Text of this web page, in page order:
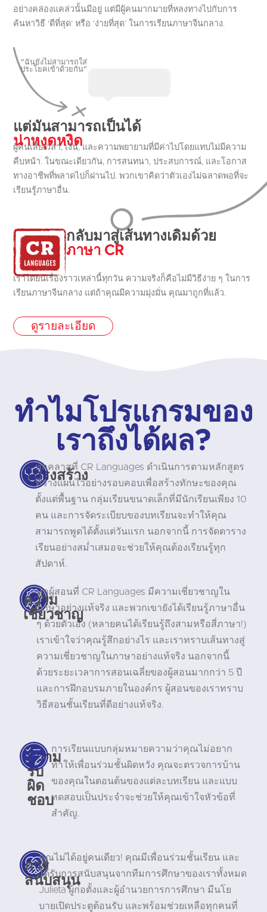
อย่างคล่องแคล่วนั้นมีอยู่ แต่มีผู้คนมากมายที่หลงทางไปกับการ
ค้นหาวิธี ‘ดีที่สุด’ หรือ ‘ง่ายที่สุด’ ในการเรียนภาษาจีนกลาง.
"ฉันยังไม่สามารถใส่
ประโยคเข้าด้วยกัน"
แต่มันสามารถเป็นได้
น่าหงุดหงิด
ผู้คนเสียเวลา, เงิน, และความพยายามที่มีค่าไปโดยแทบไม่มีความ
คืบหน้า. ในขณะเดียวกัน, การสนทนา, ประสบการณ์, และโอกาส
ทางอาชีพที่พลาดไปก็ผ่านไป. พวกเขาคิดว่าตัวเองไม่ฉลาดพอที่จะ
เรียนรู้ภาษาอื่น.
กลับมาสู่เส้นทางเดิมด้วย
ภาษา CR
เราได้ยินเรื่องราวเหล่านี้ทุกวัน ความจริงก็คือไม่มีวิธีง่าย ๆ ในการ
เรียนภาษาจีนกลาง แต่ถ้าคุณมีความมุ่งมั่น คุณมาถูกที่แล้ว.
ดูรายละเอียด
ทำไมโปรแกรมของ
เราถึงได้ผล?
โครงสร้าง
ทุกคลาสที่ CR Languages ดำเนินการตามหลักสูตร
ที่วางแผนไว้อย่างรอบคอบเพื่อสร้างทักษะของคุณ
ตั้งแต่พื้นฐาน กลุ่มเรียนขนาดเล็กที่มีนักเรียนเพียง 10
คน และการจัดระเบียบของบทเรียนจะทำให้คุณ
สามารถพูดได้ตั้งแต่วันแรก นอกจากนี้ การจัดตาราง
เรียนอย่างสม่ำเสมอจะช่วยให้คุณต้องเรียนรู้ทุก
สัปดาห์.
ความ
เชี่ยวชาญ
ทุกผู้สอนที่ CR Languages มีความเชี่ยวชาญใน
ภาษาอย่างแท้จริง และพวกเขายังได้เรียนรู้ภาษาอื่น
ๆ ด้วยตัวเอง (หลายคนได้เรียนรู้ถึงสามหรือสี่ภาษา!)
เราเข้าใจว่าคุณรู้สึกอย่างไร และเราทราบเส้นทางสู่
ความเชี่ยวชาญในภาษาอย่างแท้จริง นอกจากนี้
ด้วยระยะเวลาการสอนเฉลี่ยของผู้สอนมากกว่า 5 ปี
และการฝึกอบรมภายในองค์กร ผู้สอนของเราทราบ
วิธีสอนชั้นเรียนที่ดีอย่างแท้จริง.
ความ
รับ
ผิด
ชอบ
การเรียนแบบกลุ่มหมายความว่าคุณไม่อยาก
ทำให้เพื่อนร่วมชั้นผิดหวัง คุณจะตรวจการบ้าน
ของคุณในตอนต้นของแต่ละบทเรียน และแบบ
ทดสอบเป็นประจำจะช่วยให้คุณเข้าใจหัวข้อที่
สำคัญ.
การ
สนับสนุน
คุณไม่ได้อยู่คนเดียว! คุณมีเพื่อนร่วมชั้นเรียน และ
ได้รับการสนับสนุนจากทีมการศึกษาของเราทั้งหมด
Julieta ผู้ก่อตั้งและผู้อำนวยการการศึกษา มีนโย
บายเปิดประตูต้อนรับ และพร้อมช่วยเหลือทุกคนที่